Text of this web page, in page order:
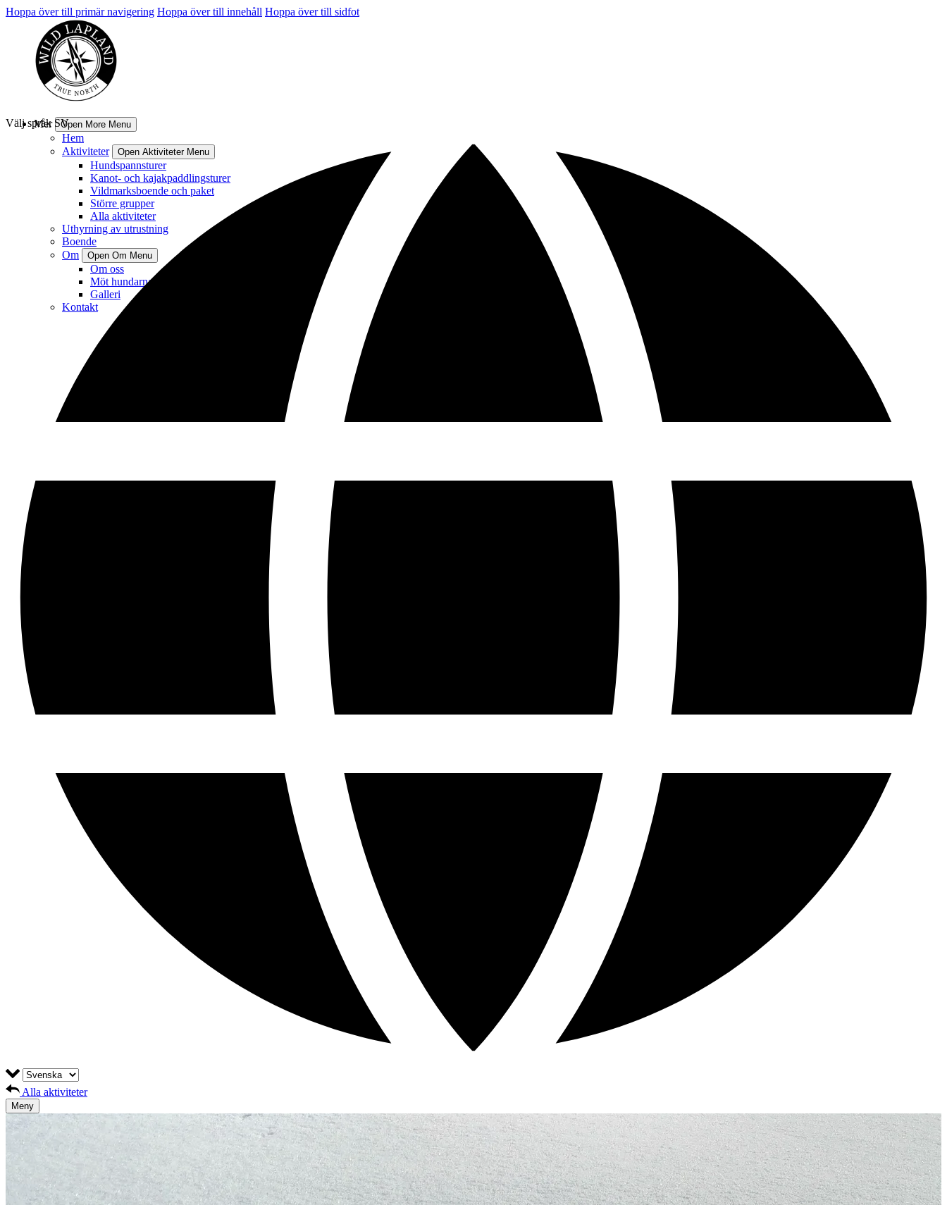
Hoppa över till primär navigering Hoppa över till innehåll Hoppa över till sidfot
Mer Open More Menu
Hem
Aktiviteter
Open Aktiviteter Menu
Hundspannsturer
Kanot- och kajakpaddlingsturer
Vildmarksboende och paket
Större grupper
Alla aktiviteter
Uthyrning av utrustning
Boende
Om
Open Om Menu
Om oss
Möt hundarna
Galleri
Kontakt
Välj språk SV
Alla aktiviteter
Meny